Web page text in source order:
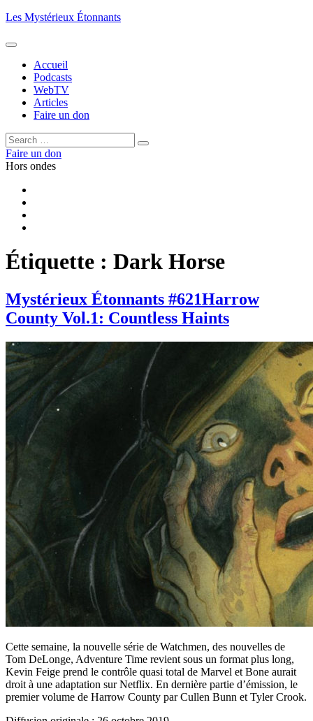
Aller
contenu
Les Mystérieux Étonnants
Accueil
Podcasts
WebTV
Articles
Faire un don
Rechercher :
Rechercher
Faire un don
Hors ondes
Étiquette : Dark Horse
Mystérieux Étonnants #621Harrow
County Vol.1: Countless Haints
Cette semaine, la nouvelle série de Watchmen, des nouvelles de
Tom DeLonge, Adventure Time revient sous un format plus long,
Kevin Feige prend le contrôle quasi total de Marvel et Bone aurait
droit à une adaptation sur Netflix. En dernière partie d’émission, le
premier volume de Harrow County par Cullen Bunn et Tyler Crook.